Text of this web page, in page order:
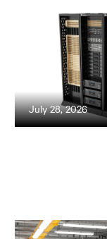
July 28, 2026